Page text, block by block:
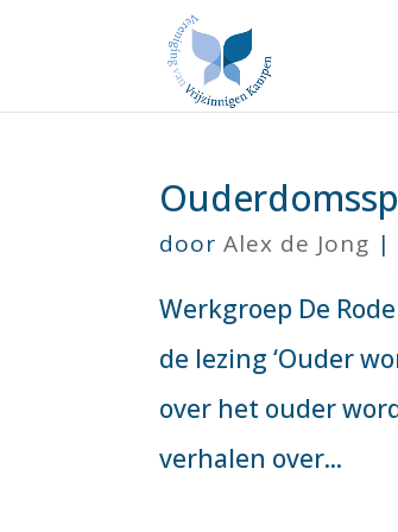
doorAlex de Jong |
Werkgroep De
de lezing ‘Ouder
over het ouder
verhalen over...